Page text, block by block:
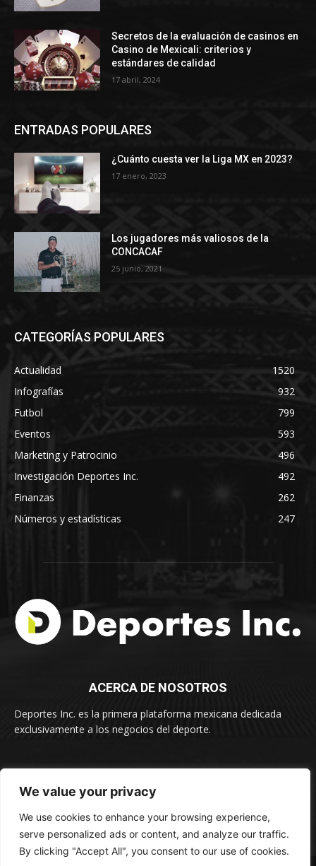
We value your privacy
We use cookies to enhance your browsing experience,
serve personalized ads or content, and analyze our traffic.
By clicking "Accept All", you consent to our use of cookies.
Secretos de la evaluación de casinos en
Casino de Mexicali: сriterios y
estándares de calidad
17 abril, 2024
ENTRADAS POPULARES
¿Cuánto cuesta ver la Liga MX en 2023?
17 enero, 2023
Los jugadores más valiosos de la
CONCACAF
25 junio, 2021
CATEGORÍAS POPULARES
Actualidad
1520
Infografías
932
Futbol
799
Eventos
593
Marketing y Patrocinio
496
Investigación Deportes Inc.
492
Finanzas
262
Números y estadísticas
247
ACERCA DE NOSOTROS
Deportes Inc. es la primera plataforma mexicana dedicada
exclusivamente a los negocios del deporte.